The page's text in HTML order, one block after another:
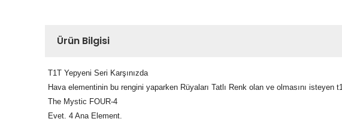
Ürün Bilgisi
T1T Yepyeni Seri Karşınızda
Hava elementinin bu rengini yaparken Rüyaları Tatlı Renk olan ve olmasını isteyen
The Mystic FOUR-4
Evet. 4 Ana Element.